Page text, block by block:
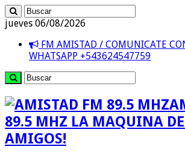
jueves 06/08/2026
FM AMISTAD / COMUNICATE
WHATSAPP +543624547759
89.5 MHZ LA MAQUINA DE
AMIGOS!